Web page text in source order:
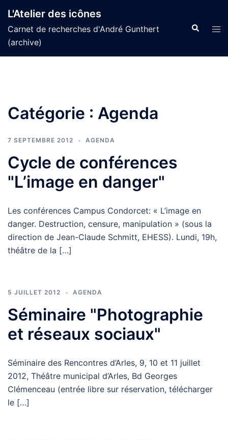
au
contenu
L'Atelier des icônes
Carnet de recherches d'André Gunthert
(archive)
Catégorie : Agenda
7 SEPTEMBRE 2012 AGENDA
Cycle de conférences
"L’image en danger"
Les conférences Campus Condorcet: « L’image en
danger. Destruction, censure, manipulation » (sous la
direction de Jean-Claude Schmitt, EHESS). Lundi, 19h,
théâtre de la […]
5 JUILLET 2012 AGENDA
Séminaire "Photographie
et réseaux sociaux"
Séminaire des Rencontres d’Arles, 9, 10 et 11 juillet
2012, Théâtre municipal d’Arles, Bd Georges
Clémenceau (entrée libre sur réservation, télécharger
le […]